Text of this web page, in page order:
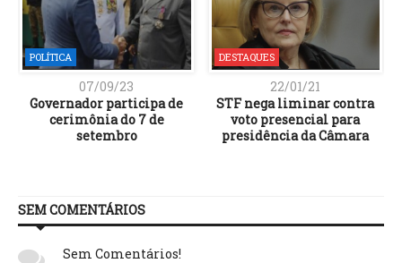
POLÍTICA
07/09/23
Governador participa de
cerimônia do 7 de
setembro
DESTAQUES
22/01/21
STF nega liminar contra
voto presencial para
presidência da Câmara
SEM COMENTÁRIOS
Sem Comentários!